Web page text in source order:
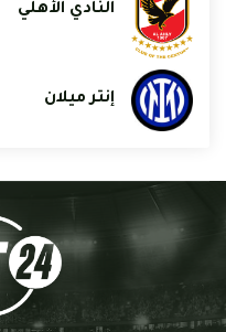
النادي الأهلي
إنتر ميلان